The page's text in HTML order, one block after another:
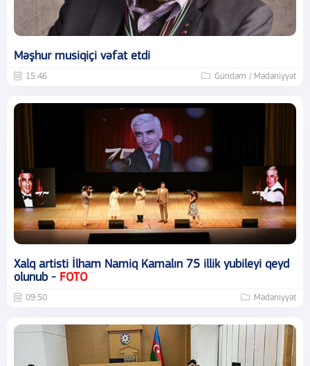
Məşhur musiqiçi vəfat etdi
15:46 Gündəm / Mədəniyyət
Xalq artisti İlham Namiq Kamalın 75 illik yubileyi qeyd
olunub - FOTO
09:50 Mədəniyyət